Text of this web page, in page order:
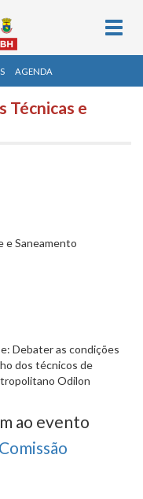
AGENDA
Técnicas e
e Saneamento
Debater as condições
dos técnicos de
Odilon
ao evento